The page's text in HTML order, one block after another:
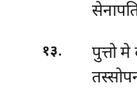
१३.
पुत्तो